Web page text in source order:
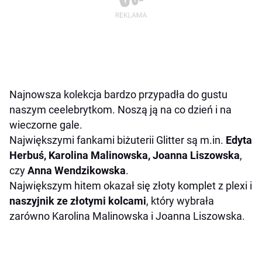
Najnowsza kolekcja bardzo przypadła do gustu
naszym ceelebrytkom. Noszą ją na co dzień i na
wieczorne gale.
Największymi fankami biżuterii Glitter są m.in. Edyta
Herbuś, Karolina Malinowska, Joanna Liszowska,
czyAnna Wendzikowska.
Największym hitem okazał się złoty komplet z plexi i
naszyjnik ze złotymi kolcami, który wybrała
zarówno Karolina Malinowska i Joanna Liszowska.